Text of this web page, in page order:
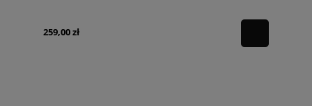
259,00 zł